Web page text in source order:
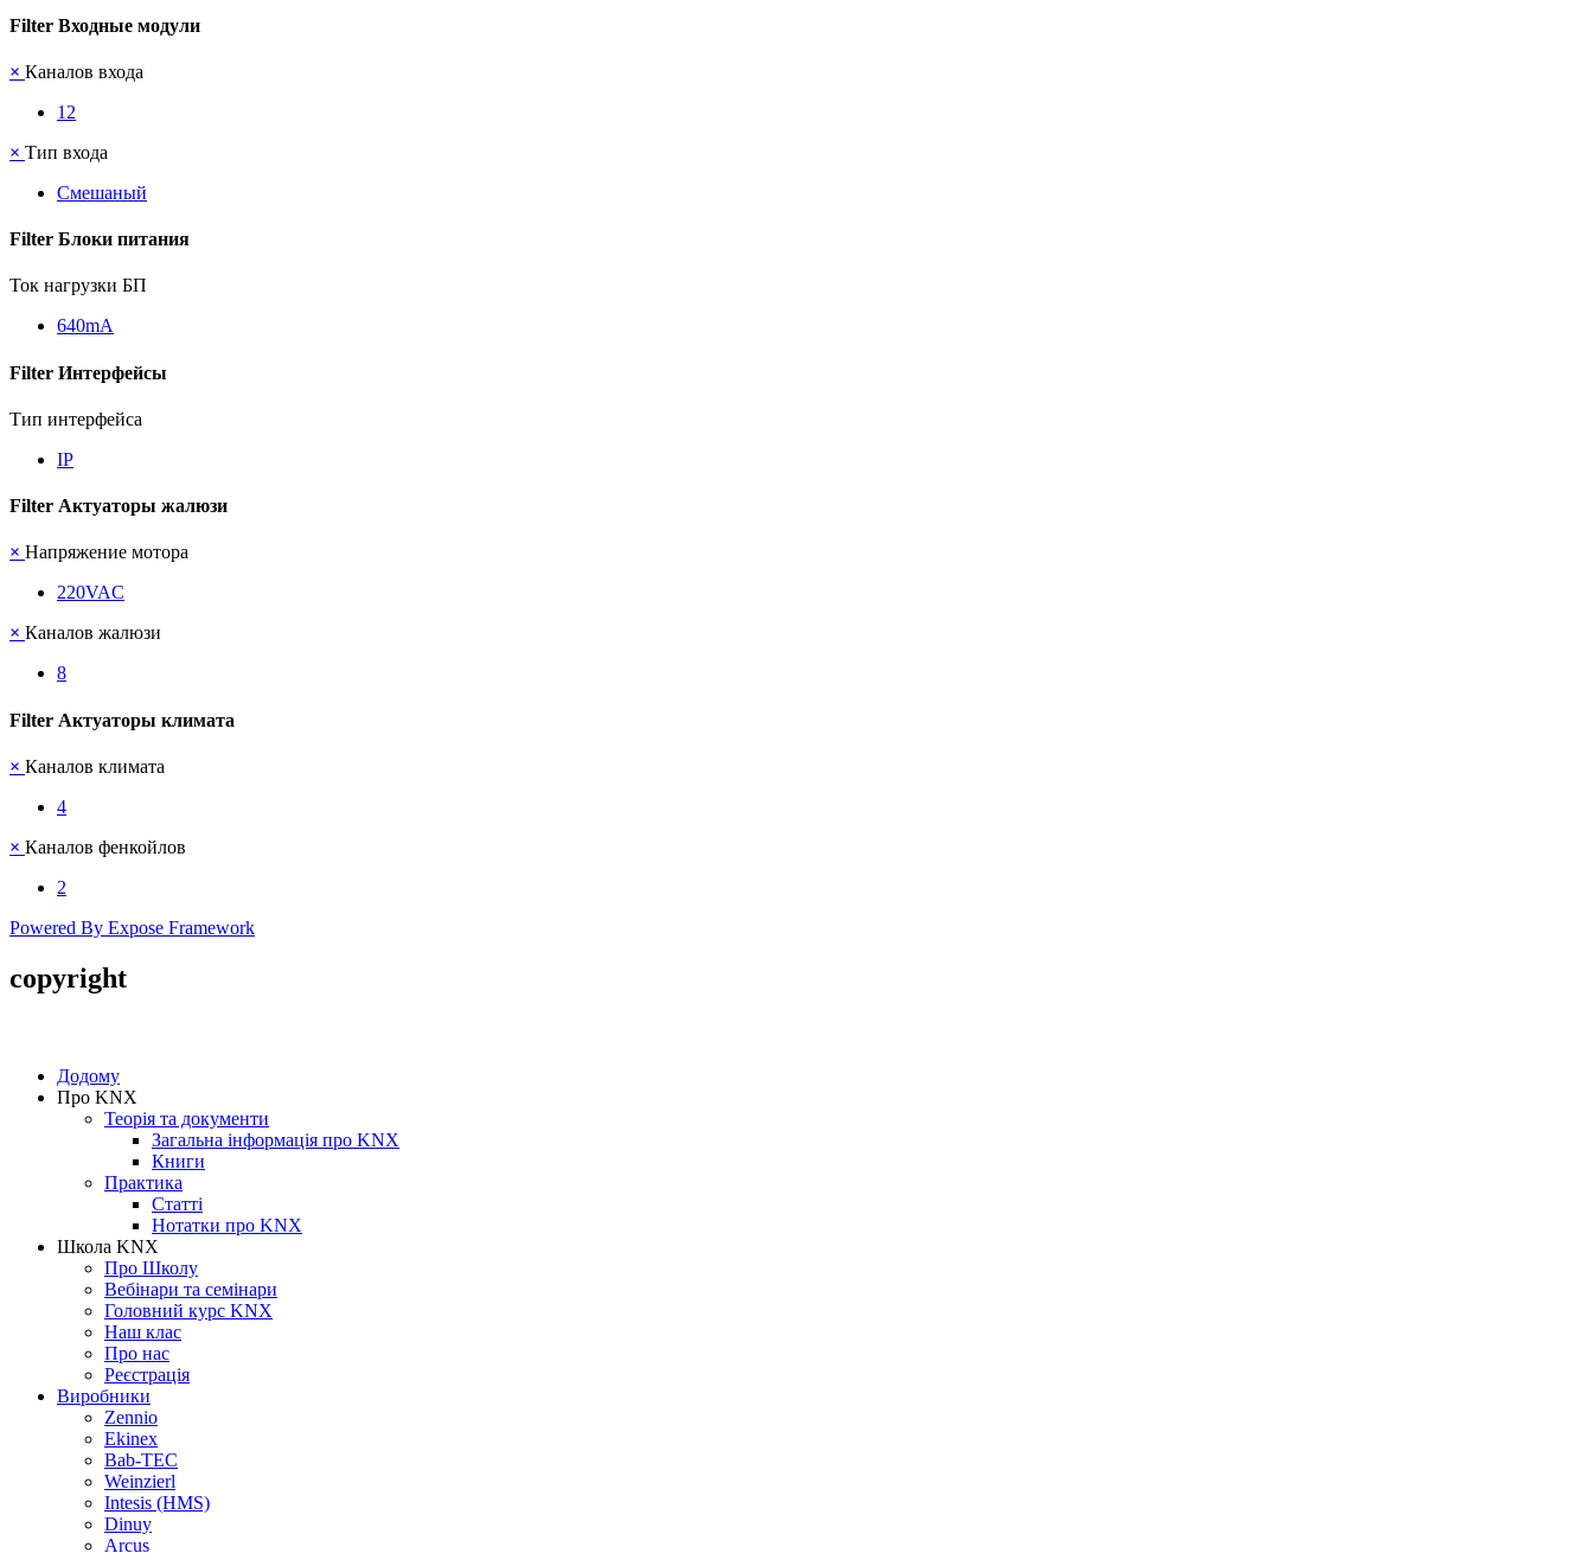
Filter Входные модули
× Каналов входа
12
× Тип входа
Смешаный
Filter Блоки питания
Ток нагрузки БП
640mА
Filter Интерфейсы
Тип интерфейса
IP
Filter Актуаторы жалюзи
× Напряжение мотора
220VAC
× Каналов жалюзи
8
Filter Актуаторы климата
× Каналов климата
4
× Каналов фенкойлов
2
Powered By Expose Framework
copyright
Додому
Про KNX
Теорія та документи
Загальна інформація про KNX
Книги
Практика
Статті
Нотатки про KNХ
Школа KNX
Про Школу
Вебінари та семінари
Головний курс KNX
Наш клас
Про нас
Реєстрація
Виробники
Zennio
Ekinex
Bab-TEC
Weinzierl
Intesis (HMS)
Dinuy
Arcus